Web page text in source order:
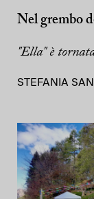
Nel grembo
"Ella" è
STEFANIA